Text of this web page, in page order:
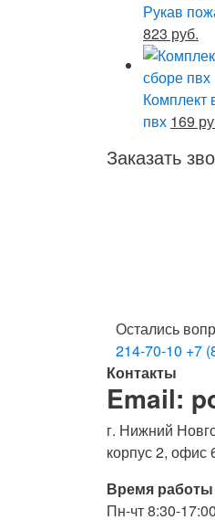
Рукав
823 руб.
Комплект
пвх 169
Заказать
Остались
214-70-10 +7
Контакты
Email:
г. Нижний
корпус 2, офис
Время работы
Пн-чт 8:30-